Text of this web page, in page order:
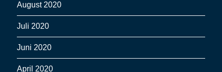
August 2020
Juli 2020
Juni 2020
April 2020